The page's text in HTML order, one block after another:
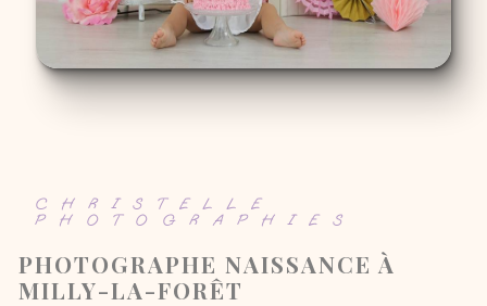
CHRISTELLE
PHOTOGRAPHIES
PHOTOGRAPHE NAISSANCE À
MILLY-LA-FORÊT